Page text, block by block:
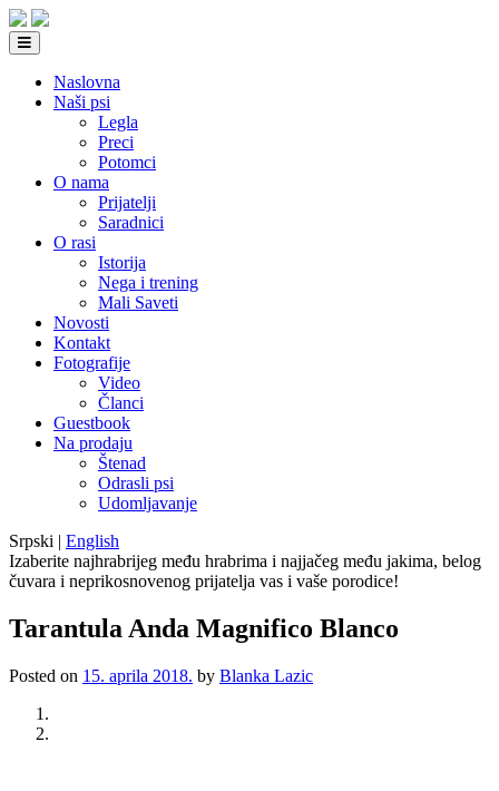
Naslovna
Naši psi
Legla
Preci
Potomci
O nama
Prijatelji
Saradnici
O rasi
Istorija
Nega i trening
Mali Saveti
Novosti
Kontakt
Fotografije
Video
Članci
Guestbook
Na prodaju
Štenad
Odrasli psi
Udomljavanje
Srpski | English
Izaberite najhrabrijeg među hrabrima i najjačeg među jakima, belog
čuvara i neprikosnovenog prijatelja vas i vaše porodice!
Tarantula Anda Magnifico Blanco
Posted on 15. aprila 2018. by Blanka Lazic